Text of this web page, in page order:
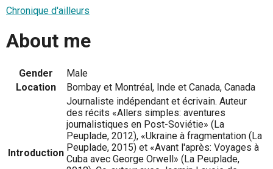
Chronique d'ailleurs
About me
Gender
Male
Location
Bombay et Montréal, Inde et Canada, Canada
Introduction
Journaliste indépendant et écrivain. Auteur
des récits «Allers simples: aventures
journalistiques en Post-Soviétie» (La
Peuplade, 2012), «Ukraine à fragmentation (La
Peuplade, 2015) et «Avant l'après: Voyages à
Cuba avec George Orwell» (La Peuplade,